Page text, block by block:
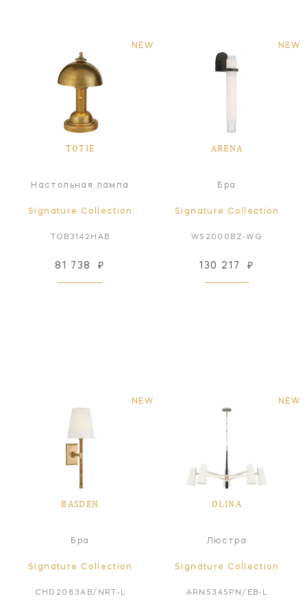
NEW
TOTIE
Настольная лампа
Signature Collection
TOB3142HAB
81 738 ₽
NEW
ARENA
Бра
Signature Collection
WS2000BZ-WG
130 217 ₽
NEW
BASDEN
Бра
Signature Collection
CHD2083AB/NRT-L
NEW
OLINA
Люстра
Signature Collection
ARN5345PN/EB-L